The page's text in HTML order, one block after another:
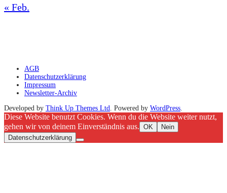
« Feb.
AGB
Datenschutzerklärung
Impressum
Newsletter-Archiv
Developed by Think Up Themes Ltd. Powered by WordPress.
Diese Website benutzt Cookies. Wenn du die Website weiter nutzt,
gehen wir von deinem Einverständnis aus. OK
Nein
Datenschutzerklärung